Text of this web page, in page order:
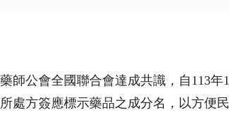
公會全國聯合會達成共識，自113
方簽應標示藥品之成分名，以方便